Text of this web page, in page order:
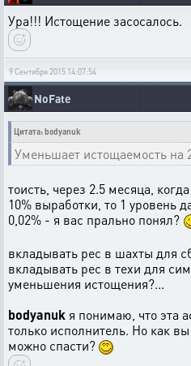
Ура!!! Истощение засосалось.
9 Сентября 2015 14:07:54
NoFate
Цитата: bodyanuk
Уменьшает истощаемость на
тоисть, через 2.5 месяца,
10% выработки, то 1 уровень
0,02% - я вас прально понял?
вкладывать рес в шахты для
вкладывать рес в техи для
уменьшения истощения?...
bodyanuk я понимаю, что эта
только исполнитель. Но как
можно спасти?